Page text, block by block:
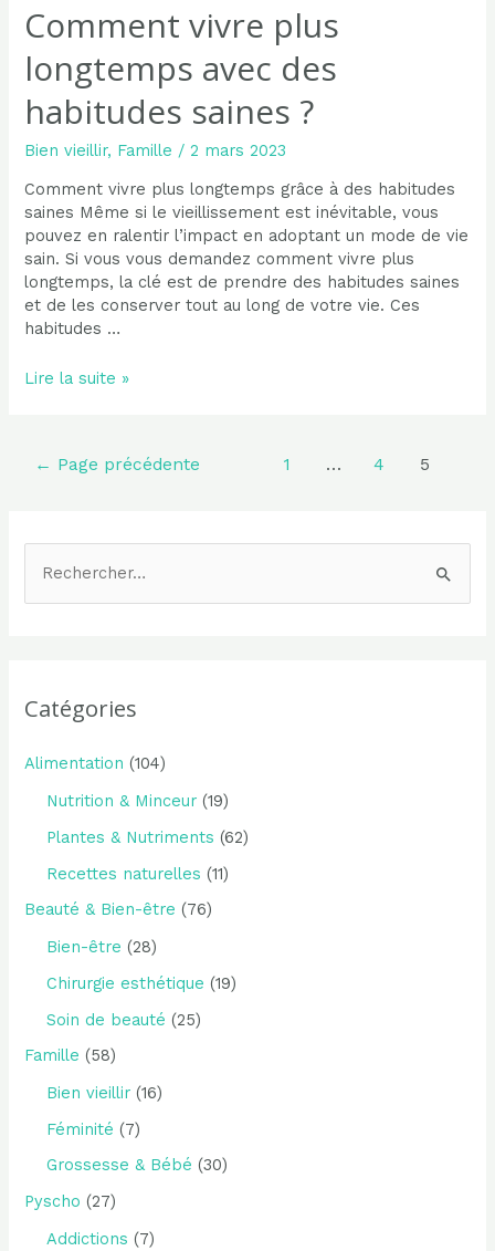
Comment vivre plus
longtemps avec des
habitudes saines ?
Bien vieillir, Famille /2 mars 2023
Comment vivre plus longtemps grâce à des habitudes
saines Même si le vieillissement est inévitable, vous
pouvez en ralentir l’impact en adoptant un mode de vie
sain. Si vous vous demandez comment vivre plus
longtemps, la clé est de prendre des habitudes saines
et de les conserver tout au long de votre vie. Ces
habitudes …
Comment
avec
saines
Lire la suite »
Pagination
← Page précédente 1 … 4 5
r
:
Catégories
Alimentation (104)
Nutrition & Minceur (19)
Plantes & Nutriments (62)
Recettes naturelles (11)
Beauté & Bien-être (76)
Bien-être (28)
Chirurgie esthétique (19)
Soin de beauté (25)
Famille (58)
Bien vieillir (16)
Féminité (7)
Grossesse & Bébé (30)
Pyscho (27)
Addictions (7)